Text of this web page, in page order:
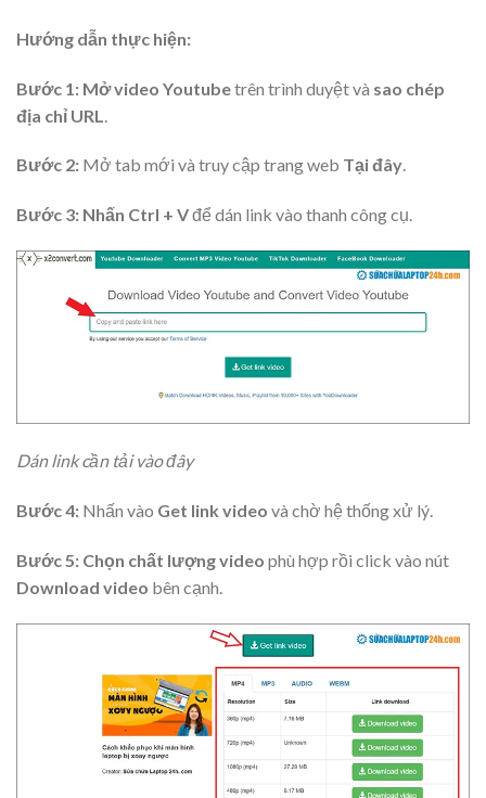
Hướng dẫn thực hiện:
Bước 1: Mở video Youtubetrên trình duyệt và sao chép
địa chỉ URL
Bước 2: Mở tab mới và truy cập trang web Tại đây.
Bước 3: Nhấn Ctrl + Vđể dán link vào thanh công cụ.
Dán link cần tải vào đây
Bước 4: Nhấn vào Get link video và chờ hệ thống xử lý.
Bước 5: Chọn chất lượng video phù hợp rồi click vào nút
Download video bên cạnh.